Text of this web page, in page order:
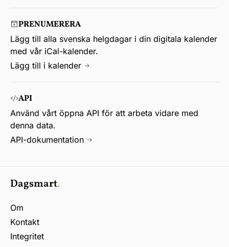
PRENUMERERA
Lägg till alla svenska helgdagar i din digitala kalender
med vår iCal-kalender.
Lägg till i kalender
API
Använd vårt öppna API för att arbeta vidare med
denna data.
API-dokumentation
Dagsmart.
Om
Kontakt
Integritet